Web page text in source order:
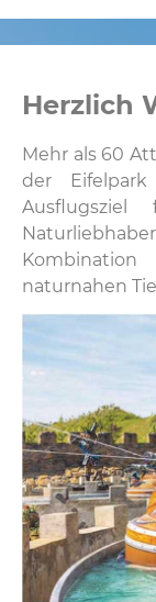
Herzlich
Mehr als 60
der
naturnahen